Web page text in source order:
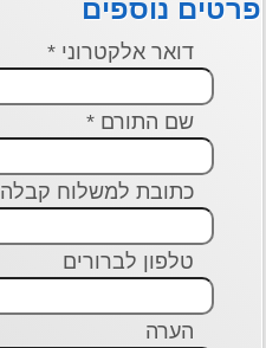
פרטים נוספים
דואר אלקטרוני *
שם התורם *
כתובת למשלוח קבלה *
טלפון לברורים
הערה